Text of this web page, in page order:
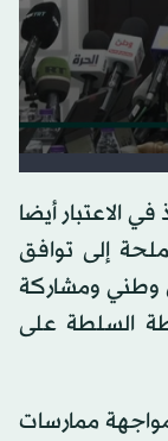
الاعتبار أيضا
إلى توافق
ومشاركة
السلطة على
ممارسات